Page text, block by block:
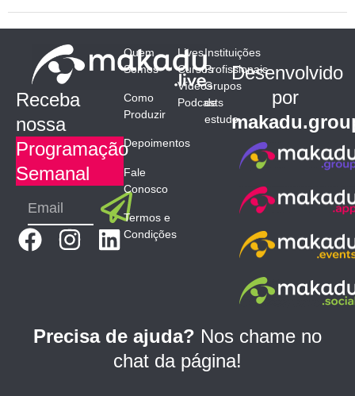
Receba
nossa
Programação
Semanal
Email Submit
F
b
I
a
L
e
d
Quem
Somos
Como
Produzir
Depoimentos
Fale
Conosco
Termos e
Condições
Lives
Cursos
Vídeos
Podcasts
Instituições
Profissionais
Grupos
de
estudo
Desenvolvido
por
Precisa de ajuda? Nos chame no
chat da página!